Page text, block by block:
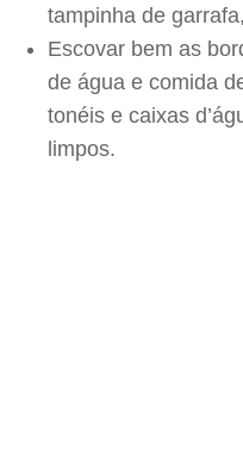
tampinha de
Escovar bem as
de água e comida
tonéis e caixas
limpos.